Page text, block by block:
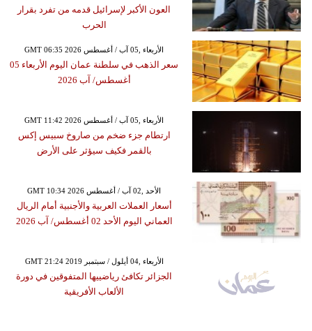
العون الأكبر لإسرائيل قدمه من تفرد بقرار
الحرب
GMT 06:35 2026 الأربعاء ,05 آب / أغسطس
سعر الذهب في سلطنة عمان اليوم الأربعاء 05
أغسطس/ آب 2026
GMT 11:42 2026 الأربعاء ,05 آب / أغسطس
ارتطام جزء ضخم من صاروخ سبيس إكس
بالقمر فكيف سيؤثر على الأرض
GMT 10:34 2026 الأحد ,02 آب / أغسطس
أسعار العملات العربية والأجنبية أمام الريال
العماني اليوم الأحد 02 أغسطس/ آب 2026
GMT 21:24 2019 الأربعاء ,04 أيلول / سبتمبر
الجزائر تكافئ رياضييها المتفوقين في دورة
الألعاب الأفريقية